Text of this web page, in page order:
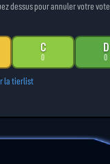
dessus pour annuler votre vote.
C
0
D
0
la tierlist